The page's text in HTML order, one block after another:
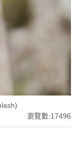
瀏覽數:17496